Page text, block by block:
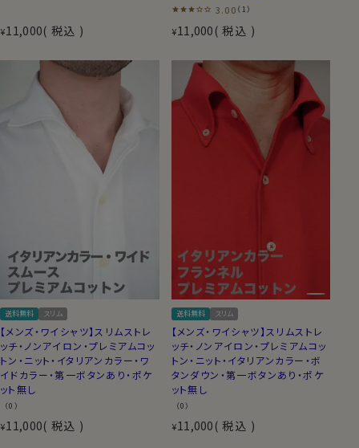
¥11,000 税込
3.00 （1）
¥11,000 税込
送料無料 スリム
【メンズ・ワイシャツ】スリムストレ
ッチ・ノンアイロン・プレミアムコッ
トン・ニット・イタリアンカラー・ワ
イドカラー・第一ボタンあり・ポケ
ット無し
（0）
¥11,000 税込
送料無料 スリム
【メンズ・ワイシャツ】スリムストレ
ッチ・ノンアイロン・プレミアムコッ
トン・ニット・イタリアンカラー・ボ
タンダウン・第一ボタンあり・ポケ
ット無し
（0）
¥11,000 税込